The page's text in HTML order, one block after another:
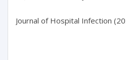
Journal of Hospital Infection